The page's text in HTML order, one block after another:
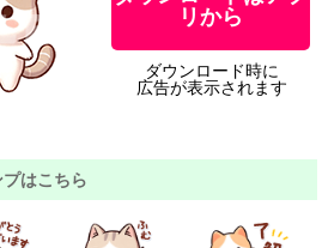
リから
ダウンロード時に
広告が表示されます
はこちら